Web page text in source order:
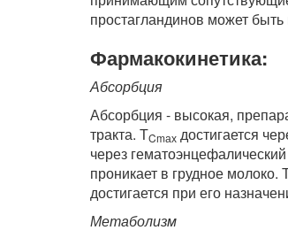
простагландинов может
Фармакокинетика:
Абсорбция
Абсорбция - высокая,
тракта. ТCmах достигается
через
проникает в грудное
достигается при его
Метаболизм